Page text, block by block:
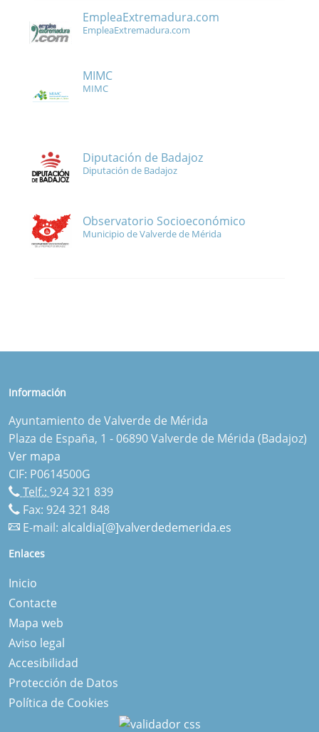
EmpleaExtremadura.com
EmpleaExtremadura.com
MIMC
MIMC
Diputación de Badajoz
Diputación de Badajoz
Observatorio Socioeconómico
Municipio de Valverde de Mérida
Información
Ayuntamiento de Valverde de Mérida
Plaza de España, 1 - 06890 Valverde de Mérida (Badajoz)
Ver mapa
CIF: P0614500G
Telf.: 924 321 839
Fax: 924 321 848
E-mail: alcaldia[@]valverdedemerida.es
Enlaces
Inicio
Contacte
Mapa web
Aviso legal
Accesibilidad
Protección de Datos
Política de Cookies